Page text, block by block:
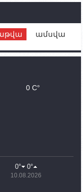
Ալեն
Հայաստան
ում՝ մինչև
շատ, շատ օգտակար
կմեկնի
ամսվա
0 C°
0° 0°
10.08.2026